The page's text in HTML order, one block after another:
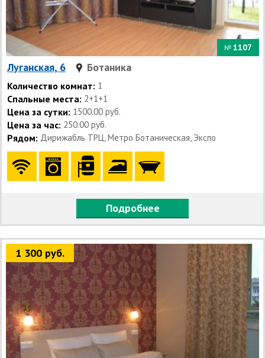
№ 1107
Луганская, 6 Ботаника
Количество комнат: 1
Спальные места: 2+1+1
Цена за сутки: 1500.00 руб.
Цена за час: 250.00 руб.
Рядом: Дирижабль ТРЦ, Метро Ботаническая, Экспо
Подробнее
1 300 руб.